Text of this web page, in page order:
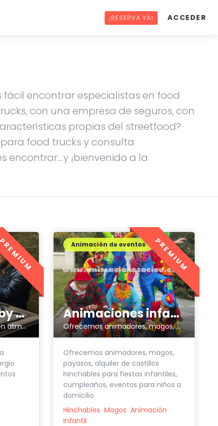
¡RESERVA YA! ACCEDER
fácil encontrar especialistas en food
con una empresa de seguros, con
propias del streetfood?
food trucks y consulta
¡bienvenido a la
NUEVETREINTA by Sergio Calderón
Eventos singulares requieren atmósferas únicas.
Animaciones infantiles Aeiou
Ofrecemos animadores, magos, payasos para fiestas infantiles
Animación de eventos
Ofrecemos animadores, magos,
payasos, alquiler de castillos
hinchables para fiestas infantiles,
cumpleaños, eventos para niños a
domicilio
Hinchables Magos Animación
infantil
PREMIUM